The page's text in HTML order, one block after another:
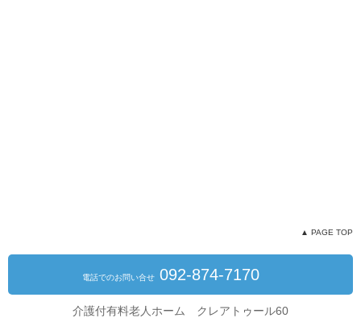
▲ PAGE TOP
電話でのお問い合せ 092-874-7170
介護付有料老人ホーム クレアトゥール60